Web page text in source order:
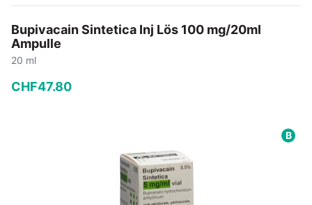
Bupivacain Sintetica Inj Lös 100 mg/20ml
Ampulle
20 ml
CHF47.80
In den Warenkorb
B